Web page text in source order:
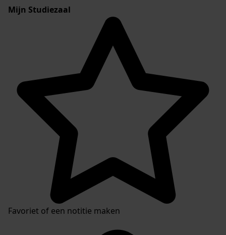
Mijn Studiezaal
Favoriet of een notitie maken